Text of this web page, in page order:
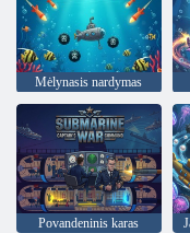
Mėlynasis nardymas
Povandeninis karas